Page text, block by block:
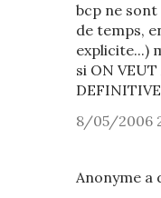
bcp ne sont
de temps,
explicite...)
si ON VEUT
8/05/2006
Anonyme a